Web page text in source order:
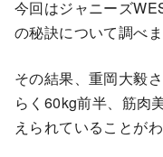
今回はジャニーズ
の秘訣について調べま
その結果、重岡大毅
らく60kg前半、筋肉
えられていることがわ